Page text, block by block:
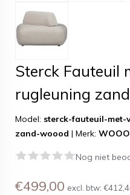
Sterck Fauteuil
rugleuning
Model: sterck-fauteuil-
zand-woood | Merk:
Nog niet
€499,00 excl. btw: